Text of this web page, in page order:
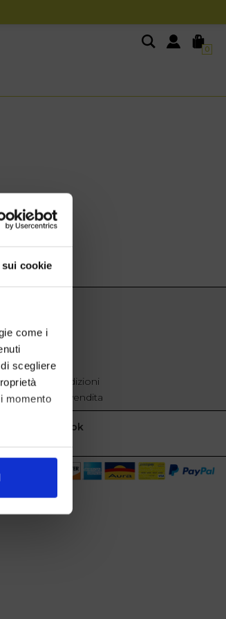
cookie
come i
scegliere
momento
0
EXTRA
cookie policy
Privacy
Termini e condizioni
Condizioni di vendita
Facebook